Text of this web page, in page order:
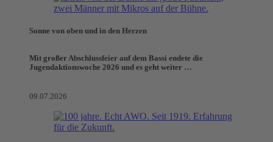
Sonne von oben und in den Herzen
Mit großer Abschlussfeier auf dem Bassi endete die
Jugendaktionswoche 2026 und es geht weiter …
09.07.2026